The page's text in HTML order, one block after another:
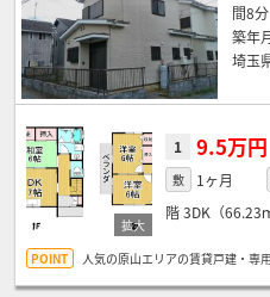
間8
築年
埼玉
1 9.5万円
敷 1ヶ月
階3DK（66.23
人気の原山エリアの賃貸戸建・専